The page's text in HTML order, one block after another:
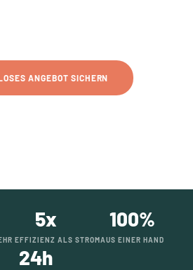
ANGEBOT SICHERN
5x
EFFIZIENZ ALS STROM
100%
AUS EINER HAND
24h